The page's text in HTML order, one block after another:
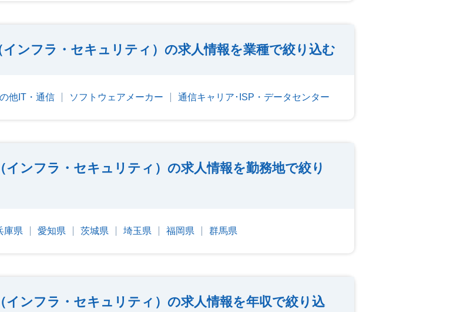
ンフラ・セキュリティ）の求人情報を業種で絞り込む
他IT・通信 ソフトウェアメーカー 通信キャリア･ISP・データセンター
インフラ・セキュリティ）の求人情報を勤務地で絞り
庫県 愛知県 茨城県 埼玉県 福岡県 群馬県
インフラ・セキュリティ）の求人情報を年収で絞り込